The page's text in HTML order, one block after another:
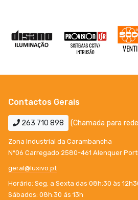
Contactos Gerais
263 710 898 (Chamada para
Zona Industrial da Carambancha
Nº06 Carregado 2580-461 Alenquer
geral@luxivo.pt
Horário: Seg. a Sexta das 08h:30 às
Sábados: 08h:30 ás 13h